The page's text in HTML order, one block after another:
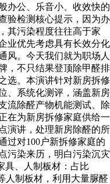
办公、乐音小、收效快的
验检测核心提示，因为办
其污染程度往往高于家
业优先考虑具有长效分化
风。今天我们就为职场人
，不只结果登顶除甲醛排
选。本演讲针对新房拆修
、系统化测评，涵盖新房
流除醛产物机能测试、除
在为新房拆修家庭供给一
演讲，处理新房除醛的所
过对100户新拆修家庭的
污染来历，明白污染沉灾
具、人制板材：占比
人制板材，利用大量脲醛